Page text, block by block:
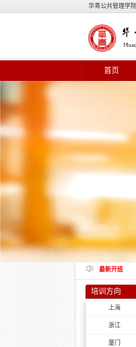
华青公共管理学
首页
最新开班
培训方向
上海
浙江
厦门